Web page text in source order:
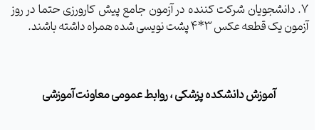
دانشجویان شرکت کننده در آزمون جامع پیش کارورزی حتما در روز
قطعه عکس 3*4 پشت نویسی شده همراه داشته باشند.
آموزش دانشکده پزشکی ، روابط عمومی معاونت آموزشی